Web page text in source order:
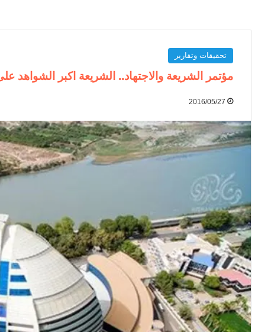
تحقيقات وتقارير
مؤتمر الشريعة والاجتهاد.. الشريعة اكبر الشواهد
2016/05/27